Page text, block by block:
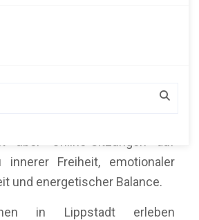
die über klassische
Martín Polo. Ich begleite
Freiheit, emotionaler
und energetischer Balance.
in Lippstadt erleben